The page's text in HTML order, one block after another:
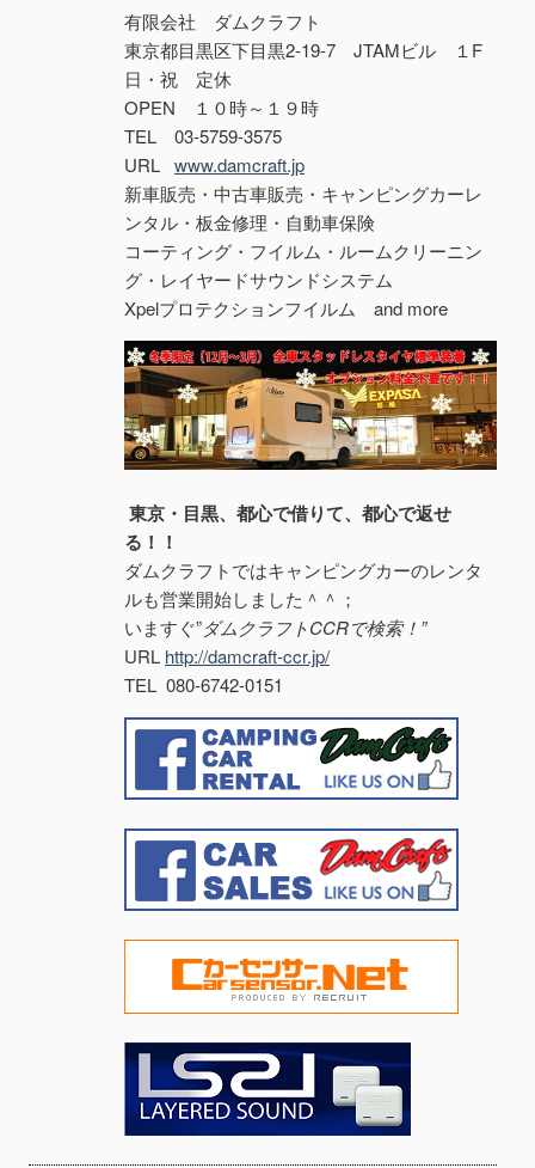
有限会社 ダムクラフト
東京都目黒区下目黒2-19-7 JTAMビル １F
日・祝 定休
OPEN １０時～１９時
TEL 03-5759-3575
URL www.damcraft.jp
新車販売・中古車販売・キャンピングカーレ
ンタル・板金修理・自動車保険
コーティング・フイルム・ルームクリーニン
グ・レイヤードサウンドシステム
Xpelプロテクションフイルム and more
東京・目黒、都心で借りて、都心で返せ
る！！
ダムクラフトではキャンピングカーのレンタ
ルも営業開始しました＾＾；
いますぐ”ダムクラフトCCRで検索！”
URL http://damcraft-ccr.jp/
TEL 080-6742-0151